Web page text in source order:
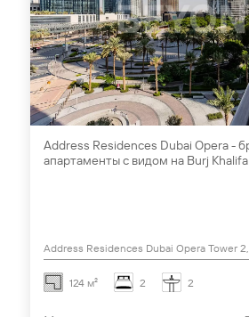
Address Residences Dubai Opera -
апартаменты с видом на Burj Khalifa
Address Residences Dubai Opera Tower
124 м² 2 2